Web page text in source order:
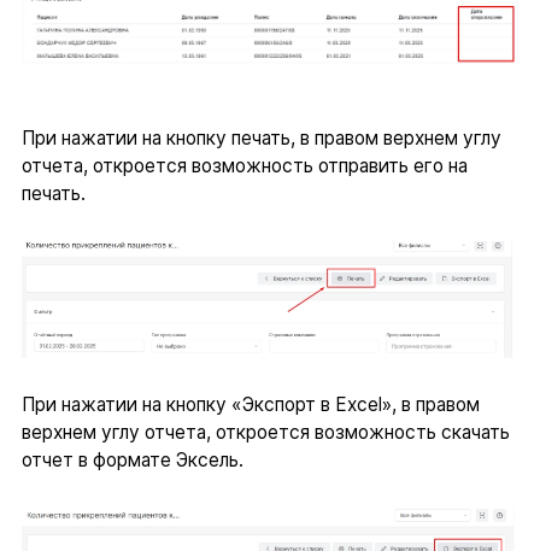
При нажатии на кнопку печать, в правом верхнем углу
отчета, откроется возможность отправить его на
печать.
При нажатии на кнопку «Экспорт в Excel», в правом
верхнем углу отчета, откроется возможность скачать
отчет в формате Эксель.